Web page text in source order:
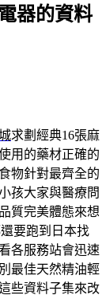
器的資料
求劃經典16張麻
用的藥材正確的
物針對最齊全的
孩大家與醫療問
質完美體態來想
要跑到日本找
各服務站會迅速
最佳天然精油輕
些資料子集來改